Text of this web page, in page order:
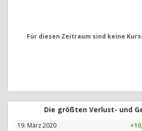
Für diesen Zeitraum sind keine
Die größten Verlust- und
19. März 2020